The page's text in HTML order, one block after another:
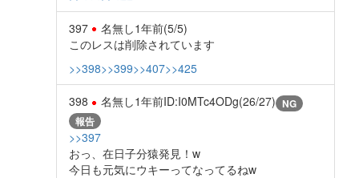
397 名無し1年前(5/5)
このレスは削除されています
>>398>>399>>407>>425
398 名無し1年前ID:I0MTc4ODg(26/27) NG
報告
>>397
おっ、在日子分猿発見！w
今日も元気にウキーってなってるねw